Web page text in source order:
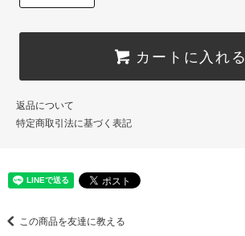
カートに入れる
返品について
特定商取引法に基づく表記
この商品を友達に教える